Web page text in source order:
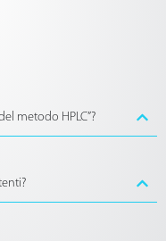
metodo HPLC”?